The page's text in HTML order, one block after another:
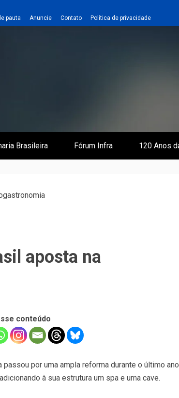
pauta Anuncie Contato Política de privacidade
Brasileira Fórum Infra 120 Anos
aposta na
conteúdo
por uma ampla reforma durante o último ano
à sua estrutura um spa e uma cave.